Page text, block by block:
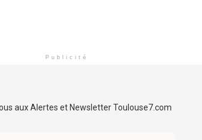
Publicité
aux Alertes et Newsletter Toulouse7.com